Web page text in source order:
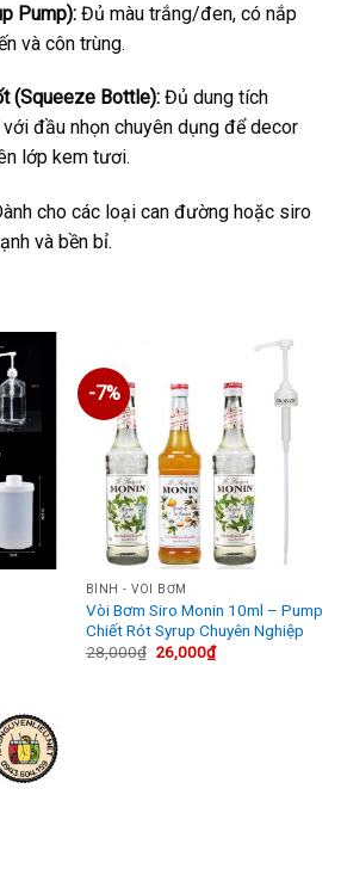
Pump): Đủ màu trắng/đen, có nắp
và côn trùng.
(Squeeze Bottle): Đủ dung tích
đầu nhọn chuyên dụng để decor
lớp kem tươi.
cho các loại can đường hoặc siro
và bền bỉ.
-7%
BÌNH - VÒI BƠM
Vòi Bơm Siro Monin 10ml – Pump
Chiết Rót Syrup Chuyên Nghiệp
28,000₫ Giá
gốc
26,000₫Giá
hiện